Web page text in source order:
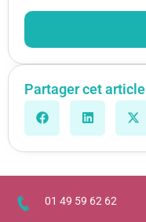
Partager cet article
01 49 59 62 62